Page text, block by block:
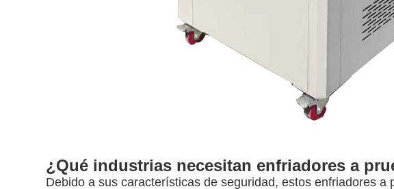
¿Qué industrias necesitan enfriadores a
Debido a sus características de seguridad, estos enfriadores